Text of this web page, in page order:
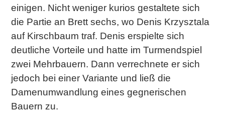
einigen. Nicht weniger kurios gestaltete sich
die Partie an Brett sechs, wo Denis Krzysztala
auf Kirschbaum traf. Denis erspielte sich
deutliche Vorteile und hatte im Turmendspiel
zwei Mehrbauern. Dann verrechnete er sich
jedoch bei einer Variante und ließ die
Damenumwandlung eines gegnerischen
Bauern zu.